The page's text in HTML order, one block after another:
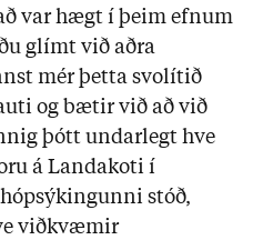
var hægt í þeim efnum
glímt við aðra
mér þetta svolítið
og bætir við að við
þótt undarlegt hve
á Landakoti í
stóð,
viðkvæmir